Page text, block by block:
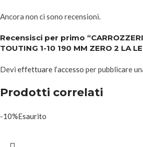
Ancora non ci sono recensioni.
Recensisci per primo
TOUTING 1-10 190 MM ZERO 2 LA
Devi effettuare l’accesso per pubblicare
Prodotti correlati
-10%Esaurito